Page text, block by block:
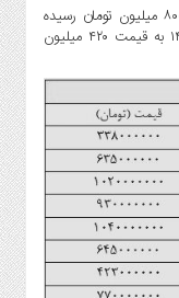
شاهین G اتومات CVT مدل ۱۴۰۲ در بازار به ۸۰۰ میلیون تومان رسیده
است. همچنین کوییک GX L دنده‌ای مدل ۱۴۰۳ به قیمت ۴۲۰ میلیون